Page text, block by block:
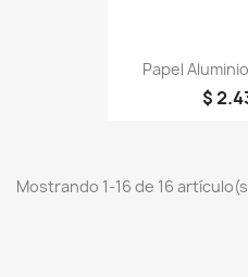
Papel
$
Mostrando 1-16 de 16